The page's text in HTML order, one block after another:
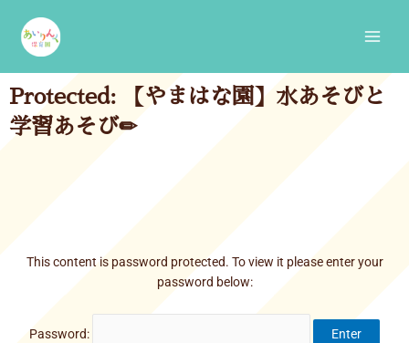
content
Protected: 【やまはな園】水あそびと
学習あそび✏
This content is password protected. To view it please enter your
password below:
Password: